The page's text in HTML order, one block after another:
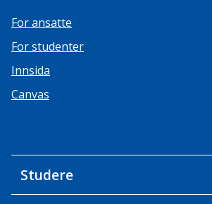
For ansatte
For studenter
Innsida
Canvas
Studere